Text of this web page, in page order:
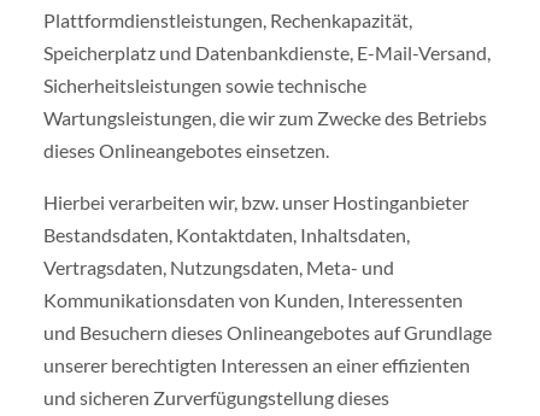
Plattformdienstleistungen, Rechenkapazität,
Speicherplatz und Datenbankdienste, E-Mail-Versand,
Sicherheitsleistungen sowie technische
Wartungsleistungen, die wir zum Zwecke des Betriebs
dieses Onlineangebotes einsetzen.
Hierbei verarbeiten wir, bzw. unser Hostinganbieter
Bestandsdaten, Kontaktdaten, Inhaltsdaten,
Vertragsdaten, Nutzungsdaten, Meta- und
Kommunikationsdaten von Kunden, Interessenten
und Besuchern dieses Onlineangebotes auf Grundlage
unserer berechtigten Interessen an einer effizienten
und sicheren Zurverfügungstellung dieses